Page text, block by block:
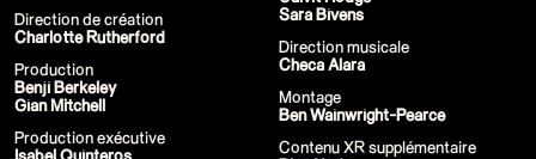
Google I/O Pre Show Dan Deacon
Performance
Lil Nas X - Festival Tour
Kids' Choice Awards - Nickelodeon
David Guetta & Bebe Rexha
Valorant Champions - Riot Games 2022
Eminem & Snoop Dogg - Video Music
Awards Performance
Direction de création
Charlotte Rutherford
Production
Benji Berkeley
Gian Mitchell
Production exécutive
Isabel Quinteros
Sara Bivens
Direction musicale
Checa Alara
Montage
Ben Wainwright-Pearce
Contenu XR supplémentaire